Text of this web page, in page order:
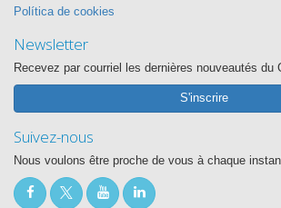
Política de cookies
Newsletter
Recevez par courriel les dernières nouveautés du
S'inscrire
Suivez-nous
Nous voulons être proche de vous à chaque